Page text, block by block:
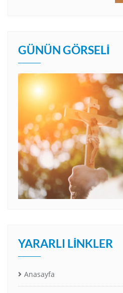
GÜNÜN GÖRSELI
YARARLI LINKLER
Anasayfa